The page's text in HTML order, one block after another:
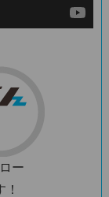
ー